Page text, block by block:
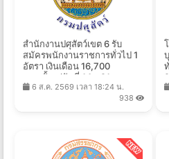
สำนักงานปศุสัตว์เขต 6 รับ
สมัครพนักงานราชการทั่วไป 1
อัตรา เงินเดือน 16,700
บาท ตั้งแต่วันที่ 14 - 21 ส.ค.
2569
6 ส.ค. 2569 เวลา 18:24 น.
938